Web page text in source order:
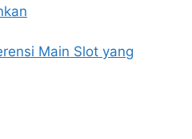
Main Slot yang